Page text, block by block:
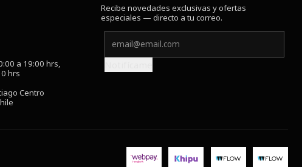
a 19:00 hrs,
hrs
Centro
Recibe novedades exclusivas y ofertas
especiales — directo a tu correo.